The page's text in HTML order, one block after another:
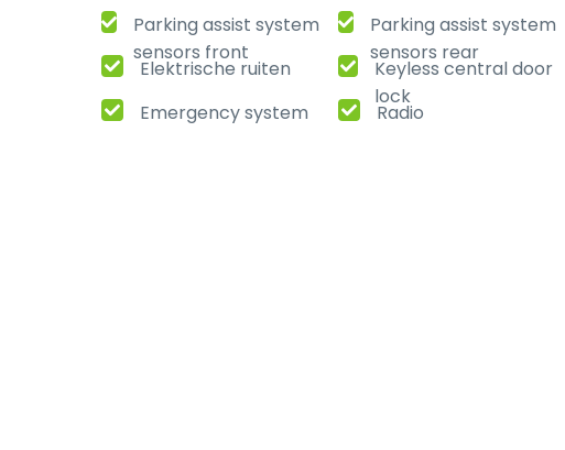
Parking assist system
sensors front
Parking assist system
sensors rear
Elektrische ruiten
Keyless central door
lock
Emergency system Radio